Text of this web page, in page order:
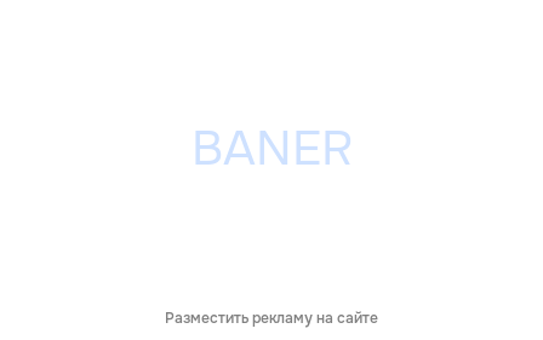
Разместить рекламу на сайте